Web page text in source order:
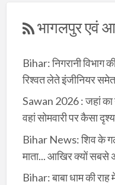
भागलपुर एवं
Bihar: निगरानी विभाग
रिश्वत लेते इंजीनियर समेत
Sawan 2026 : जहां का
वहां सोमवारी पर कैसा
Bihar News: शिव के गले
माता... आखिर क्यों सबसे
Bihar: बाबा धाम की